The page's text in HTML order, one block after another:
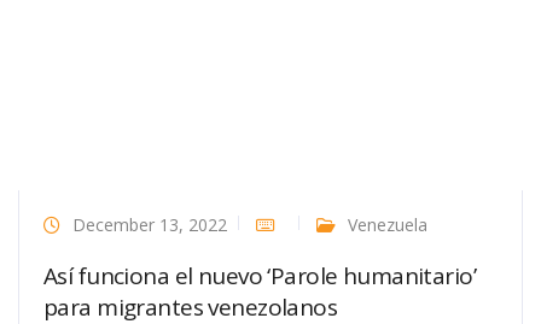
December 13, 2022 Venezuela
Así funciona el nuevo ‘Parole humanitario’
para migrantes venezolanos